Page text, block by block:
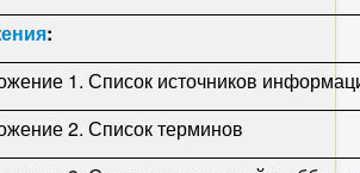
:
1. Список источников
2. Список терминов